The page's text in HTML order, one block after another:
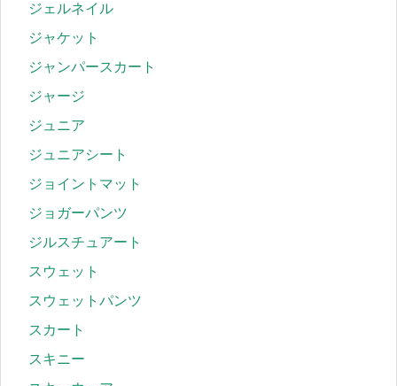
ジェルネイル
ジャケット
ジャンパースカート
ジャージ
ジュニア
ジュニアシート
ジョイントマット
ジョガーパンツ
ジルスチュアート
スウェット
スウェットパンツ
スカート
スキニー